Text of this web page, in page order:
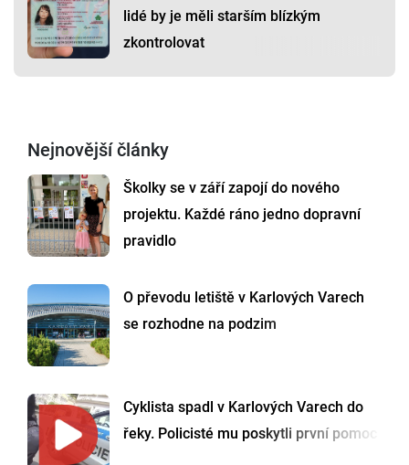
lidé by je měli starším blízkým
zkontrolovat
Nejnovější články
Školky se v září zapojí do nového
projektu. Každé ráno jedno dopravní
pravidlo
O převodu letiště v Karlových Varech
se rozhodne na podzim
Cyklista spadl v Karlových Varech do
řeky. Policisté mu poskytli první pomoc